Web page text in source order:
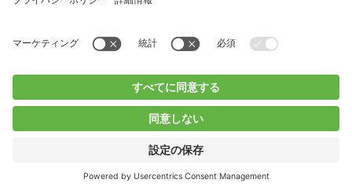
BUCHI Worldwide
Blogs
InstagramTwitter Youtube